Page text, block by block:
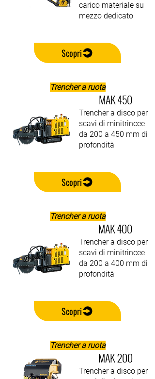
carico materiale su
mezzo dedicato
Scopri
Trencher a ruota
MAK 450
Trencher a disco per
scavi di minitrincee
da 200 a 450 mm di
profondità
Scopri
Trencher a ruota
MAK 400
Trencher a disco per
scavi di minitrincee
da 200 a 400 mm di
profondità
Scopri
Trencher a ruota
MAK 200
Trencher a disco per